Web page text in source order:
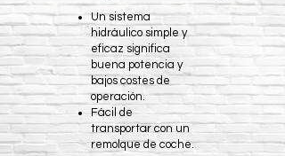
Un sistema
hidráulico simple y
eficaz significa
buena potencia y
bajos costes de
operación.
Fácil de
transportar con un
remolque de coche.